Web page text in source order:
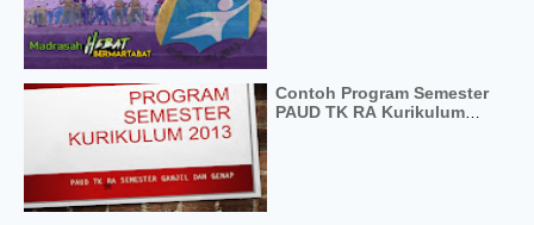
Contoh Program Semester
PAUD TK RA Kurikulum